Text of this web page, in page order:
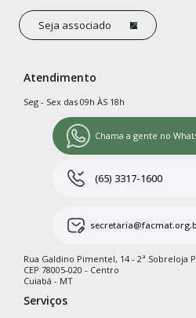
Seja associado
Atendimento
Seg - Sex das 09h ÀS 18h
Chama a gente no
(65) 3317-1600
Rua Galdino Pimentel, 14 - 2ª Sobreloja
CEP 78005-020 - Centro
Cuiabá - MT
Serviços